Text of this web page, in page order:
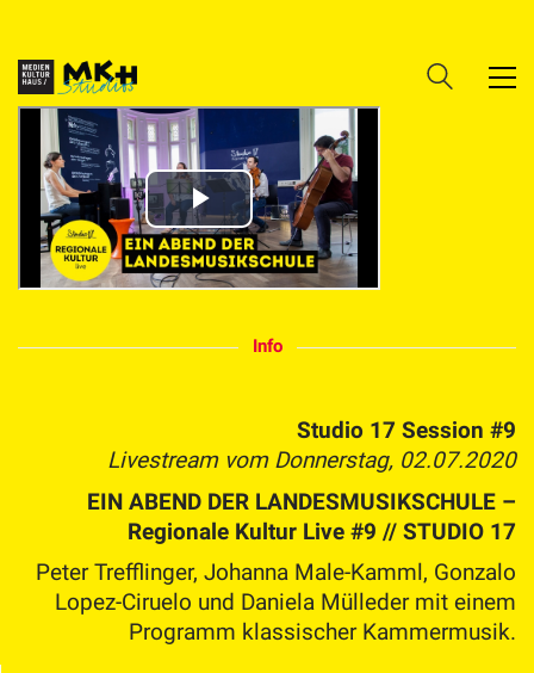
Info
Studio 17 Session #9
Livestream vom Donnerstag, 02.07.2020
EIN ABEND DER LANDESMUSIKSCHULE –
Regionale Kultur Live #9 // STUDIO 17
Peter Trefflinger, Johanna Male-Kamml, Gonzalo
Lopez-Ciruelo und Daniela Mülleder mit einem
Programm klassischer Kammermusik.